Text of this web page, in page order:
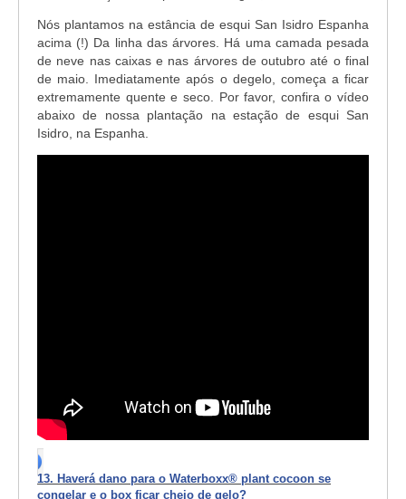
Nós plantamos na estância de esqui San Isidro Espanha
acima (!) Da linha das árvores. Há uma camada pesada
de neve nas caixas e nas árvores de outubro até o final
de maio. Imediatamente após o degelo, começa a ficar
extremamente quente e seco. Por favor, confira o vídeo
abaixo de nossa plantação na estação de esqui San
Isidro, na Espanha.
13. Haverá dano para o Waterboxx® plant cocoon se
congelar e o box ficar cheio de gelo?